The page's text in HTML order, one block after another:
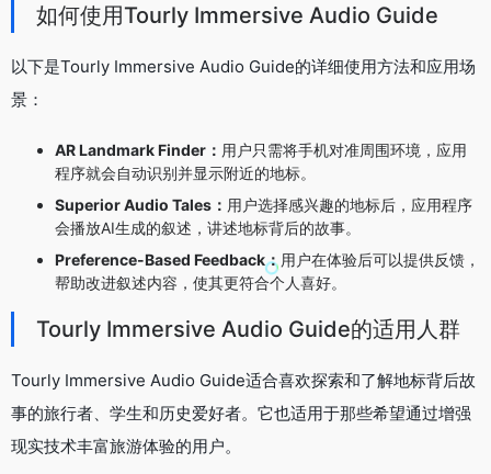
如何使用Tourly Immersive Audio Guide
以下是Tourly Immersive Audio Guide的详细使用方法和应用场
景：
AR Landmark Finder： 用户只需将手机对准周围环境，应用
程序就会自动识别并显示附近的地标。
Superior Audio Tales： 用户选择感兴趣的地标后，应用程序
会播放AI生成的叙述，讲述地标背后的故事。
Preference-Based Feedback： 用户在体验后可以提供反馈，
帮助改进叙述内容，使其更符合个人喜好。
Tourly Immersive Audio Guide的适用人群
Tourly Immersive Audio Guide适合喜欢探索和了解地标背后故
事的旅行者、学生和历史爱好者。它也适用于那些希望通过增强
现实技术丰富旅游体验的用户。